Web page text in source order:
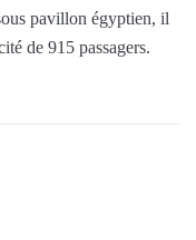
pavillon égyptien, il
de 915 passagers.